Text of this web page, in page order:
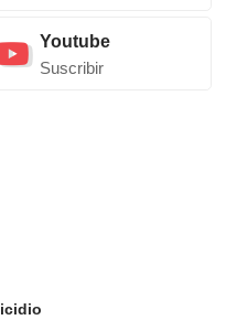
Youtube
Suscribir